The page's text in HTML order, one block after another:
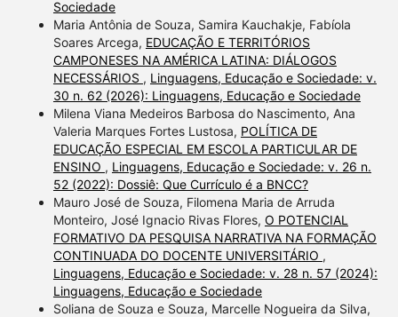
Sociedade
Maria Antônia de Souza, Samira Kauchakje, Fabíola
Soares Arcega, EDUCAÇÃO E TERRITÓRIOS
CAMPONESES NA AMÉRICA LATINA: DIÁLOGOS
NECESSÁRIOS , Linguagens, Educação e Sociedade: v.
30 n. 62 (2026): Linguagens, Educação e Sociedade
Milena Viana Medeiros Barbosa do Nascimento, Ana
Valeria Marques Fortes Lustosa, POLÍTICA DE
EDUCAÇÃO ESPECIAL EM ESCOLA PARTICULAR DE
ENSINO , Linguagens, Educação e Sociedade: v. 26 n.
52 (2022): Dossiê: Que Currículo é a BNCC?
Mauro José de Souza, Filomena Maria de Arruda
Monteiro, José Ignacio Rivas Flores, O POTENCIAL
FORMATIVO DA PESQUISA NARRATIVA NA FORMAÇÃO
CONTINUADA DO DOCENTE UNIVERSITÁRIO ,
Linguagens, Educação e Sociedade: v. 28 n. 57 (2024):
Linguagens, Educação e Sociedade
Soliana de Souza e Souza, Marcelle Nogueira da Silva,